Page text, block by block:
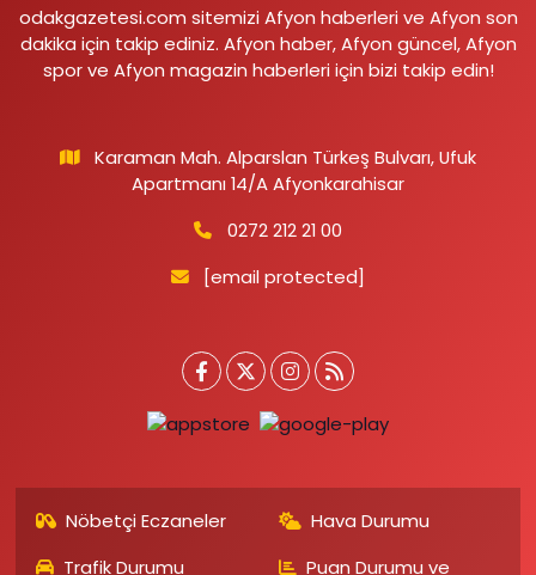
odakgazetesi.com sitemizi Afyon haberleri ve Afyon son
dakika için takip ediniz. Afyon haber, Afyon güncel, Afyon
spor ve Afyon magazin haberleri için bizi takip edin!
Karaman Mah. Alparslan Türkeş Bulvarı, Ufuk
Apartmanı 14/A Afyonkarahisar
0272 212 21 00
[email protected]
Nöbetçi Eczaneler
Hava Durumu
Trafik Durumu
Puan Durumu ve